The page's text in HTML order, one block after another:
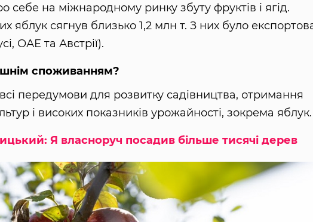
себе на міжнародному ринку збуту фруктів і ягід.
яблук сягнув близько 1,2 млн т. З них було
ОАЕ та Австрії).
споживанням?
всі передумови для розвитку садівництва, отримання
і високих показників урожайності, зокрема яблук.
Я власноруч посадив більше тисячі дерев